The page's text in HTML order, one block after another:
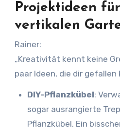
Projektideen
vertikalen
Rainer:
„Kreativität kennt keine
paar Ideen, die dir gefallen
DIY-Pflanzkübel:
sogar ausrangierte
Pflanzkübel. Ein